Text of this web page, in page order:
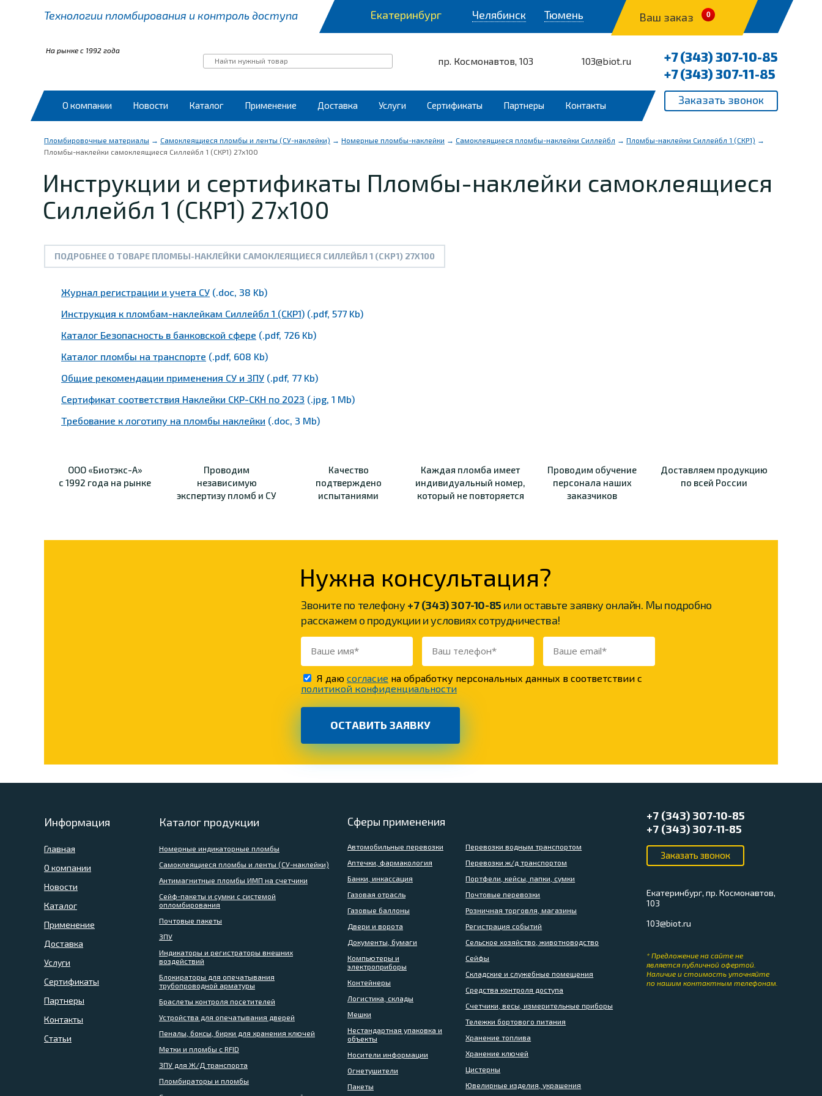
Технологии пломбирования и контроль доступа Екатеринбург Челябинск Тюмень Ваш заказ 0
На рынке с 1992 года
пр. Космонавтов, 103 103@biot.ru
+7 (343) 307-10-85
+7 (343) 307-11-85
О компании Новости Каталог Применение Доставка Услуги Сертификаты Партнеры Контакты
Пломбировочные материалы → Самоклеящиеся пломбы и ленты (СУ-наклейки) → Номерные пломбы-наклейки → Самоклеящиеся пломбы-наклейки Силлейбл → Пломбы-наклейки Силлейбл 1 (СКР1) →
Пломбы-наклейки самоклеящиеся Силлейбл 1 (СКР1) 27х100
Инструкции и сертификаты Пломбы-наклейки самоклеящиеся
Силлейбл 1 (СКР1) 27х100
ПОДРОБНЕЕ О ТОВАРЕ ПЛОМБЫ-НАКЛЕЙКИ САМОКЛЕЯЩИЕСЯ СИЛЛЕЙБЛ 1 (СКР1) 27Х100
Журнал регистрации и учета СУ (.doc, 38 Kb)
Инструкция к пломбам-наклейкам Силлейбл 1 (СКР1) (.pdf, 577 Kb)
Каталог Безопасность в банковской сфере (.pdf, 726 Kb)
Каталог пломбы на транспорте (.pdf, 608 Kb)
Общие рекомендации применения СУ и ЗПУ (.pdf, 77 Kb)
Сертификат соответствия Наклейки СКР-СКН по 2023 (.jpg, 1 Mb)
Требование к логотипу на пломбы наклейки (.doc, 3 Mb)
ООО «Биотэкс-А»
с 1992 года на рынке
Проводим
независимую
экспертизу пломб и СУ
Качество
подтверждено
испытаниями
Каждая пломба имеет
индивидуальный номер,
который не повторяется
Проводим обучение
персонала наших
заказчиков
Доставляем продукцию
по всей России
Нужна консультация?
Звоните по телефону +7 (343) 307-10-85 или оставьте заявку онлайн. Мы подробно
расскажем о продукции и условиях сотрудничества!
Я даю согласие на обработку персональных данных в соответствии с
политикой конфиденциальности
+7 (343) 307-10-85
+7 (343) 307-11-85
Екатеринбург, пр. Космонавтов,
103
103@biot.ru
Информация
Главная
О компании
Новости
Каталог
Применение
Доставка
Услуги
Сертификаты
Партнеры
Контакты
Статьи
Каталог продукции
Номерные индикаторные пломбы
Самоклеящиеся пломбы и ленты (СУ-наклейки)
Антимагнитные пломбы ИМП на счетчики
Сейф-пакеты и сумки с системой
опломбирования
Почтовые пакеты
ЗПУ
Индикаторы и регистраторы внешних
воздействий
Блокираторы для опечатывания
трубопроводной арматуры
Браслеты контроля посетителей
Устройства для опечатывания дверей
Пеналы, боксы, бирки для хранения ключей
Метки и пломбы с RFID
ЗПУ для Ж/Д транспорта
Пломбираторы и пломбы
Сферы применения
Автомобильные перевозки
Аптечки, фармакология
Банки, инкассация
Газовая отрасль
Газовые баллоны
Двери и ворота
Документы, бумаги
Компьютеры и
электроприборы
Контейнеры
Логистика, склады
Мешки
Нестандартная упаковка и
объекты
Носители информации
Огнетушители
Пакеты
Перевозки водным транспортом
Перевозки ж/д транспортом
Портфели, кейсы, папки, сумки
Почтовые перевозки
Розничная торговля, магазины
Регистрация событий
Сельское хозяйство, животноводство
Сейфы
Складские и служебные помещения
Средства контроля доступа
Счетчики, весы, измерительные приборы
Тележки бортового питания
Хранение топлива
Хранение ключей
Цистерны
Ювелирные изделия, украшения
* Предложение на сайте не
является публичной офертой.
Наличие и стоимость уточняйте
по нашим контактным телефонам.